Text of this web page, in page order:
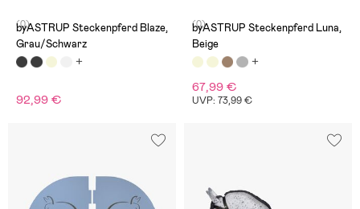
(0)
byASTRUP Steckenpferd Blaze,
Grau/Schwarz
92,99 €
(0)
byASTRUP Steckenpferd Luna,
Beige
67,99 €
UVP: 73,99 €